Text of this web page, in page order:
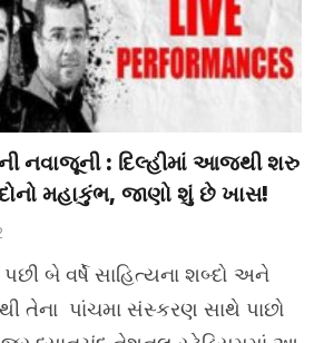
નવાજૂની : દિલ્હીમાં આજથી શરુ
મહાકુંભ, જાણો શું છે ખાસ!
પછી બે વર્ષે સાહિત્યના શબ્દો અને
તેના પાંચમા સંસ્કરણ સાથે પાછો